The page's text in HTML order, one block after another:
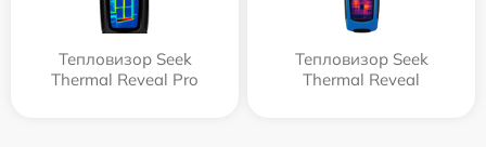
Тепловизор Seek
Thermal Reveal Pro
Тепловизор Seek
Thermal Reveal